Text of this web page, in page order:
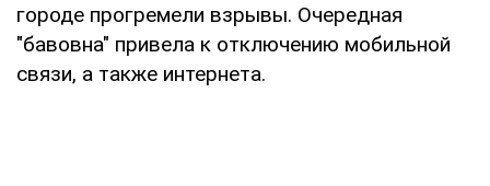
городе прогремели взрывы. Очередная
"бавовна" привела к отключению мобильной
связи, а также интернета.